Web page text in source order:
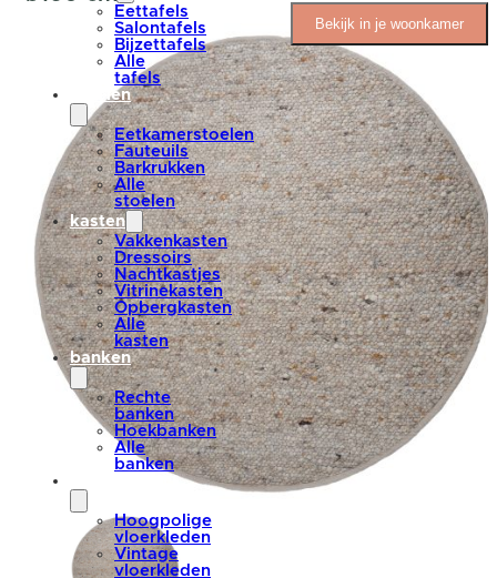
Eettafels
Salontafels
Bijzettafels
Alle
tafels
stoelen
Eetkamerstoelen
Fauteuils
Barkrukken
Alle
stoelen
kasten
Vakkenkasten
Dressoirs
Nachtkastjes
Vitrinekasten
Opbergkasten
Alle
kasten
banken
Rechte
banken
Hoekbanken
Alle
banken
Hoogpolige
vloerkleden
Vintage
vloerkleden
Bekijk in je woonkamer